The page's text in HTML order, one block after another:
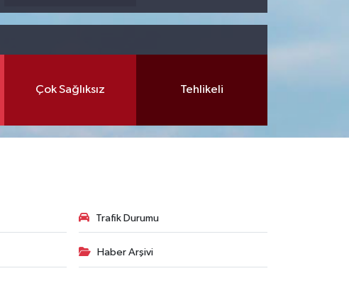
Çok Sağlıksız Tehlikeli
Trafik Durumu
Haber Arşivi